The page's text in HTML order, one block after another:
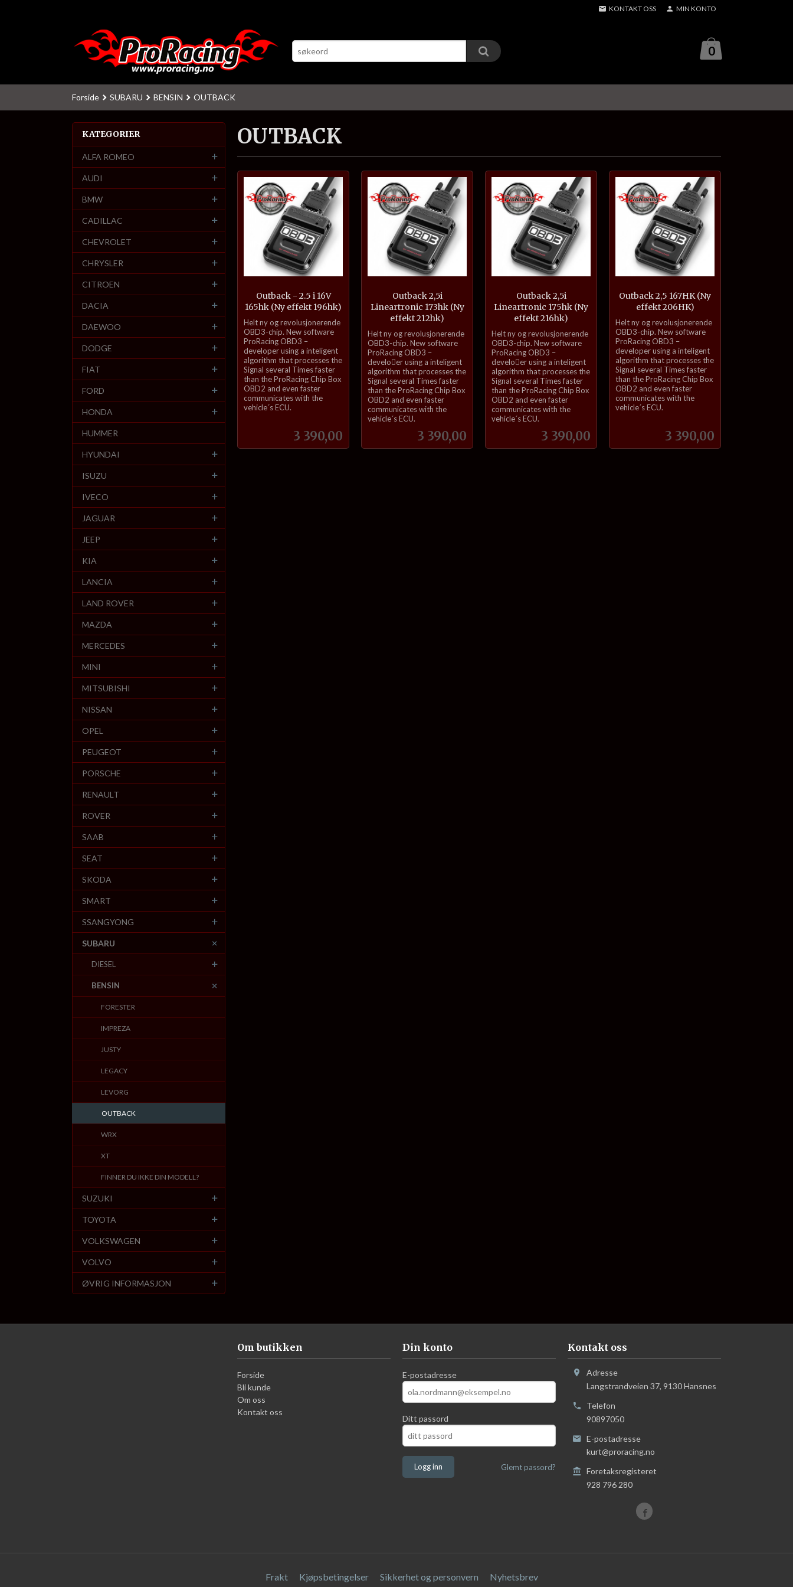
KONTAKT OSS MIN KONTO
0
Forside SUBARU BENSIN OUTBACK
OUTBACK
Outback - 2.5 i 16V
165hk (Ny effekt 196hk)
Pris
3 390,00
inkl.
mva.
Helt ny og revolusjonerende
OBD3-chip. New software
ProRacing OBD3 –
developer using a inteligent
algorithm that processes the
Signal several Times faster
than the ProRacing Chip Box
OBD2 and even faster
communicates with the
vehicle´s ECU.
Outback 2,5i
Lineartronic 173hk (Ny
effekt 212hk)
Pris
3 390,00
inkl.
mva.
Helt ny og revolusjonerende
OBD3-chip. New software
ProRacing OBD3 –
develoer using a inteligent
algorithm that processes the
Signal several Times faster
than the ProRacing Chip Box
OBD2 and even faster
communicates with the
vehicle´s ECU.
Outback 2,5i
Lineartronic 175hk (Ny
effekt 216hk)
Pris
3 390,00
inkl.
mva.
Helt ny og revolusjonerende
OBD3-chip. New software
ProRacing OBD3 –
develoer using a inteligent
algorithm that processes the
Signal several Times faster
than the ProRacing Chip Box
OBD2 and even faster
communicates with the
vehicle´s ECU.
Outback 2,5 167HK (Ny
effekt 206HK)
Pris
3 390,00
inkl.
mva.
Helt ny og revolusjonerende
OBD3-chip. New software
ProRacing OBD3 –
developer using a inteligent
algorithm that processes the
Signal several Times faster
than the ProRacing Chip Box
OBD2 and even faster
communicates with the
vehicle´s ECU.
KATEGORIER
ALFA ROMEO
AUDI
BMW
CADILLAC
CHEVROLET
CHRYSLER
CITROEN
DACIA
DAEWOO
DODGE
FIAT
FORD
HONDA
HUMMER
HYUNDAI
ISUZU
IVECO
JAGUAR
JEEP
KIA
LANCIA
LAND ROVER
MAZDA
MERCEDES
MINI
MITSUBISHI
NISSAN
OPEL
PEUGEOT
PORSCHE
RENAULT
ROVER
SAAB
SEAT
SKODA
SMART
SSANGYONG
SUBARU
DIESEL
BENSIN
FORESTER
IMPREZA
JUSTY
LEGACY
LEVORG
OUTBACK
WRX
XT
FINNER DU IKKE DIN MODELL?
SUZUKI
TOYOTA
VOLKSWAGEN
VOLVO
ØVRIG INFORMASJON
Om butikken
Forside
Bli kunde
Om oss
Kontakt oss
Din konto
E-postadresse
Ditt passord
Glemt passord?
Kontakt oss
Adresse
Langstrandveien 37, 9130Hansnes
Telefon
90897050
E-postadresse
kurt@proracing.no
Foretaksregisteret
928 796 280
Frakt Kjøpsbetingelser Sikkerhet og personvern Nyhetsbrev